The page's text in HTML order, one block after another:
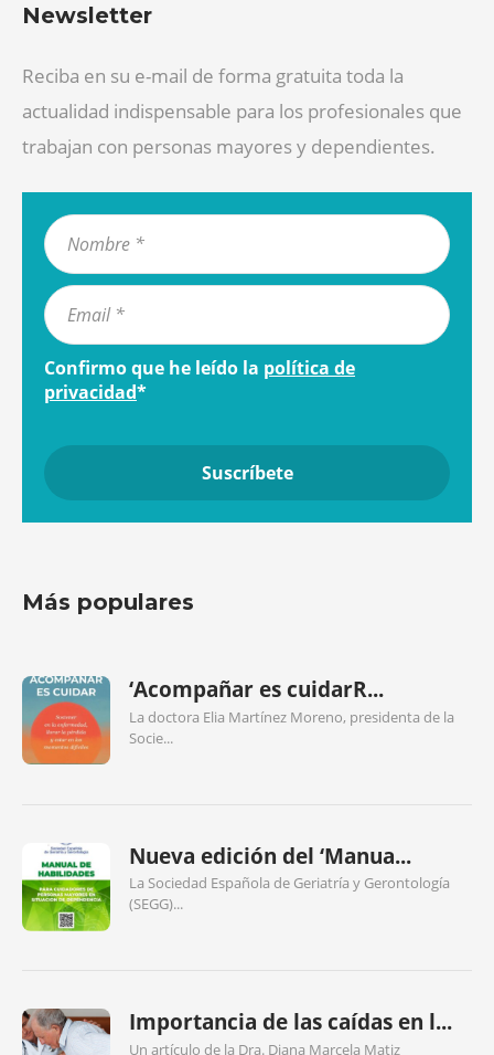
Newsletter
Reciba en su e-mail de forma gratuita toda la
actualidad indispensable para los profesionales que
trabajan con personas mayores y dependientes.
Confirmo que he leído la política de
privacidad*
Más populares
‘Acompañar es cuidarR...
La doctora Elia Martínez Moreno, presidenta de la
Socie...
Nueva edición del ‘Manua...
La Sociedad Española de Geriatría y Gerontología
(SEGG)...
Importancia de las caídas en l...
Un artículo de la Dra. Diana Marcela Matiz